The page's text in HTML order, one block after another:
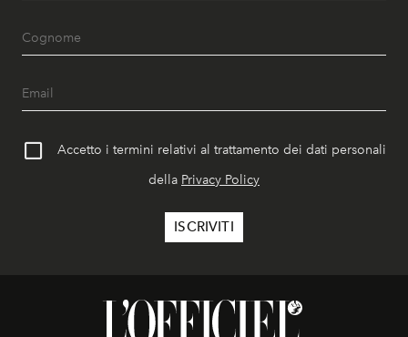
Accetto i termini relativi al trattamento dei dati personali
della Privacy Policy